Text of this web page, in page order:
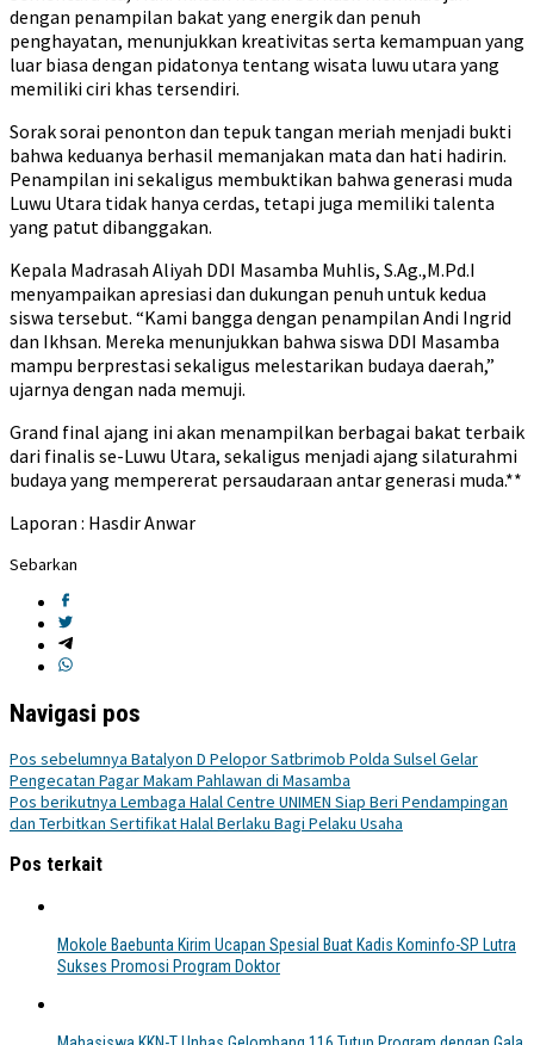
dengan penampilan bakat yang energik dan penuh
penghayatan, menunjukkan kreativitas serta kemampuan yang
luar biasa dengan pidatonya tentang wisata luwu utara yang
memiliki ciri khas tersendiri.
Sorak sorai penonton dan tepuk tangan meriah menjadi bukti
bahwa keduanya berhasil memanjakan mata dan hati hadirin.
Penampilan ini sekaligus membuktikan bahwa generasi muda
Luwu Utara tidak hanya cerdas, tetapi juga memiliki talenta
yang patut dibanggakan.
Kepala Madrasah Aliyah DDI Masamba Muhlis, S.Ag.,M.Pd.I
menyampaikan apresiasi dan dukungan penuh untuk kedua
siswa tersebut. “Kami bangga dengan penampilan Andi Ingrid
dan Ikhsan. Mereka menunjukkan bahwa siswa DDI Masamba
mampu berprestasi sekaligus melestarikan budaya daerah,”
ujarnya dengan nada memuji.
Grand final ajang ini akan menampilkan berbagai bakat terbaik
dari finalis se-Luwu Utara, sekaligus menjadi ajang silaturahmi
budaya yang mempererat persaudaraan antar generasi muda.**
Laporan : Hasdir Anwar
Sebarkan
Navigasi pos
Pos sebelumnya Batalyon D Pelopor Satbrimob Polda Sulsel Gelar
Pengecatan Pagar Makam Pahlawan di Masamba
Pos berikutnya Lembaga Halal Centre UNIMEN Siap Beri Pendampingan
dan Terbitkan Sertifikat Halal Berlaku Bagi Pelaku Usaha
Pos terkait
Mokole Baebunta Kirim Ucapan Spesial Buat Kadis Kominfo-SP Lutra
Sukses Promosi Program Doktor